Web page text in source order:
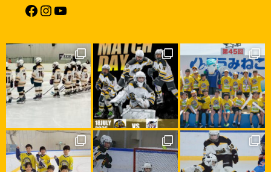
Facebook
Instagram
YouTube